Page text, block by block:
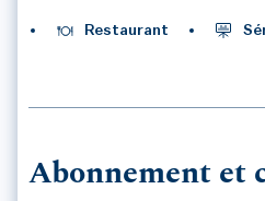
Restaurant
Abonnement et